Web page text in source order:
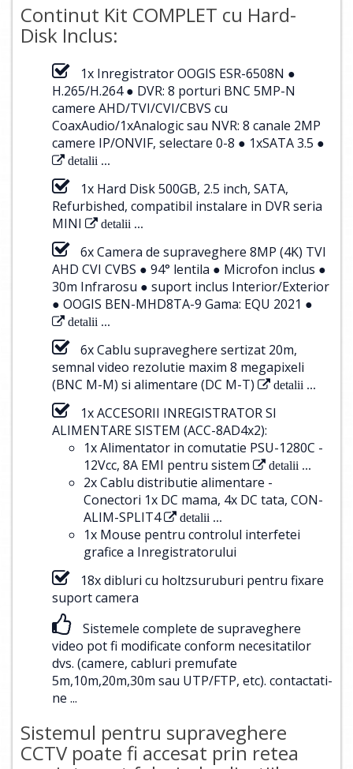
Continut Kit COMPLET cu Hard-
Disk Inclus:
1x Inregistrator OOGIS ESR-6508N ●
H.265/H.264 ● DVR: 8 porturi BNC 5MP-N
camere AHD/TVI/CVI/CBVS cu
CoaxAudio/1xAnalogic sau NVR: 8 canale 2MP
camere IP/ONVIF, selectare 0-8 ● 1xSATA 3.5 ●
detalii ...
1x Hard Disk 500GB, 2.5 inch, SATA,
Refurbished, compatibil instalare in DVR seria
MINI
detalii ...
6x Camera de supraveghere 8MP (4K) TVI
AHD CVI CVBS ● 94° lentila ● Microfon inclus ●
30m Infrarosu ● suport inclus Interior/Exterior
● OOGIS BEN-MHD8TA-9 Gama: EQU 2021 ●
detalii ...
6x Cablu supraveghere sertizat 20m,
semnal video rezolutie maxim 8 megapixeli
(BNC M-M) si alimentare (DC M-T)
detalii ...
1x ACCESORII INREGISTRATOR SI
ALIMENTARE SISTEM (ACC-8AD4x2):
1x Alimentator in comutatie PSU-1280C -
12Vcc, 8A EMI pentru sistem
detalii ...
2x Cablu distributie alimentare -
Conectori 1x DC mama, 4x DC tata, CON-
ALIM-SPLIT4
detalii ...
1x Mouse pentru controlul interfetei
grafice a Inregistratorului
18x dibluri cu holtzsuruburi pentru fixare
suport camera
Sistemele complete de supraveghere
video pot fi modificate conform necesitatilor
dvs. (camere, cabluri premufate
5m,10m,20m,30m sau UTP/FTP, etc). contactati-
ne ...
Sistemul pentru supraveghere
CCTV poate fi accesat prin retea